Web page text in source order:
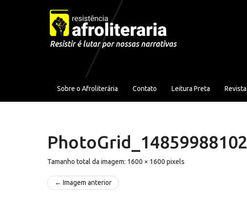
Pular para o conteúdo
Resistir é lutar por nossas narrativas
Sobre o Afroliterária Contato Leitura Preta
Tamanho total da imagem: 1600 × 1600 pixels
← Imagem anterior